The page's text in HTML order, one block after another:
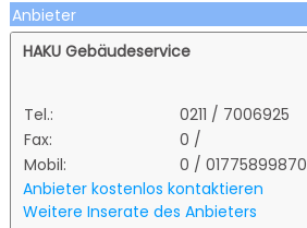
Anbieter
HAKU Gebäudeservice
Tel.:
0211 / 7006925
Fax:
0 /
Mobil:
0 / 01775899870
Anbieter kostenlos kontaktieren
Weitere Inserate des Anbieters